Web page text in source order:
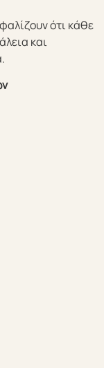
ότι κάθε
και